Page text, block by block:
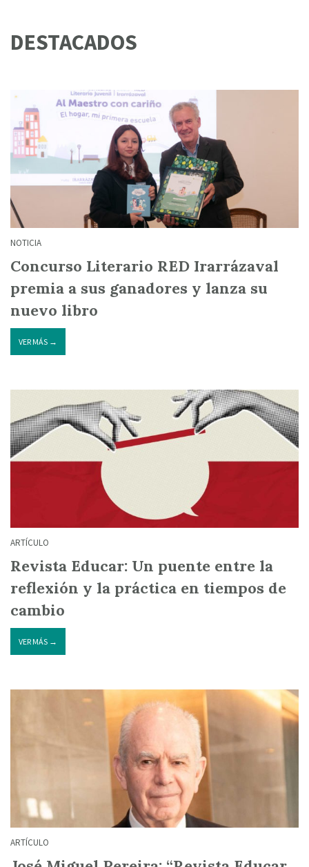
DESTACADOS
NOTICIA
Concurso Literario RED Irarrázaval
premia a sus ganadores y lanza su
nuevo libro
VER MÁS →
ARTÍCULO
Revista Educar: Un puente entre la
reflexión y la práctica en tiempos de
cambio
VER MÁS →
ARTÍCULO